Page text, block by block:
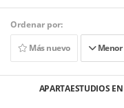
Ordenar por:
Más nuevo
Menor
APARTAESTUDIOS